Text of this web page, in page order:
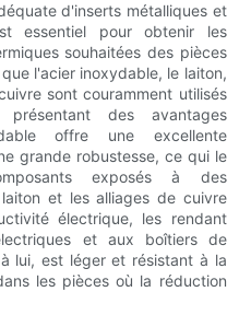
d'inserts métalliques et
essentiel pour obtenir les
souhaitées des pièces
l'acier inoxydable, le laiton,
sont couramment utilisés
des avantages
offre une excellente
grande robustesse, ce qui le
exposés à des
et les alliages de cuivre
électrique, les rendant
et aux boîtiers de
lui, est léger et résistant à la
les pièces où la réduction